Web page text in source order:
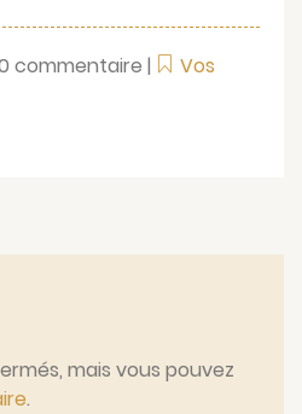
commentaire |
Vos
mais vous pouvez
.